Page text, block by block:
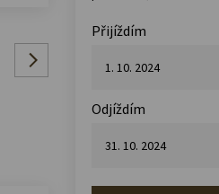
Přijíždím
Odjíždím